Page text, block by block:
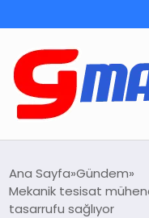
DEMOLAR
Ana Sayfa Gündem
Mekanik tesisat
tasarrufu sağlıyor